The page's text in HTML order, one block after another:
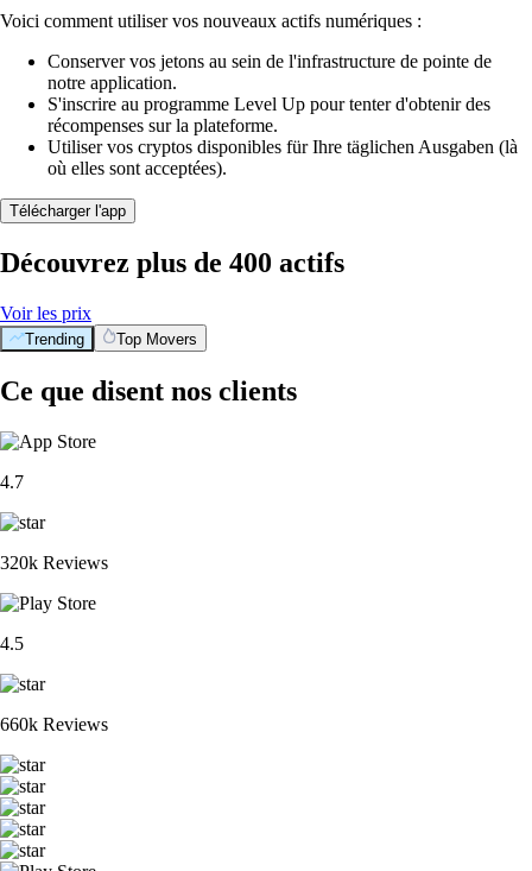
Voici comment utiliser vos nouveaux actifs numériques :
Conserver vos jetons au sein de l'infrastructure de pointe de
notre application.
S'inscrire au programme Level Up pour tenter d'obtenir des
récompenses sur la plateforme.
Utiliser vos cryptos disponibles für Ihre täglichen Ausgaben (là
où elles sont acceptées).
Télécharger l'app
Découvrez plus de 400 actifs
Voir les prix
Trending Top Movers
Ce que disent nos clients
4.7
320k Reviews
4.5
660k Reviews